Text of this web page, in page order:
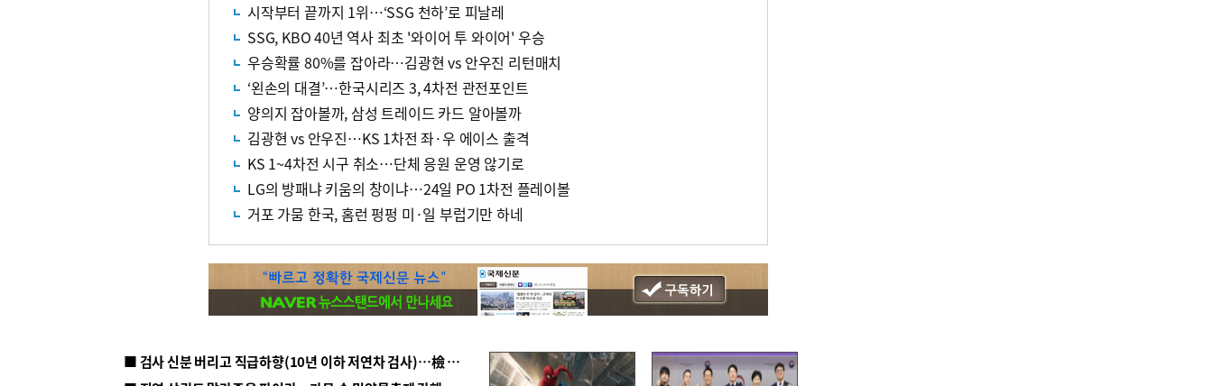
시작부터 끝까지 1위…‘SSG 천하’로 피날레
SSG, KBO 40년 역사 최초 '와이어 투 와이어' 우승
우승확률 80%를 잡아라…김광현 vs 안우진 리턴매치
‘왼손의 대결’…한국시리즈 3, 4차전 관전포인트
양의지 잡아볼까, 삼성 트레이드 카드 알아볼까
김광현 vs 안우진…KS 1차전 좌·우 에이스 출격
KS 1~4차전 시구 취소…단체 응원 운영 않기로
LG의 방패냐 키움의 창이냐…24일 PO 1차전 플레이볼
거포 가뭄 한국, 홈런 펑펑 미·일 부럽기만 하네
■ 검사 신분 버리고 직급하향(10년 이하 저연차 검사)…檢 중수청행 기피